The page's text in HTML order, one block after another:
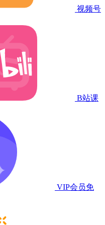
视频号
B站课
VIP会员免